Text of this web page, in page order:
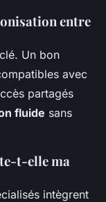
entre
Un bon
avec
partagés
fluide sans
t-elle ma
intègrent